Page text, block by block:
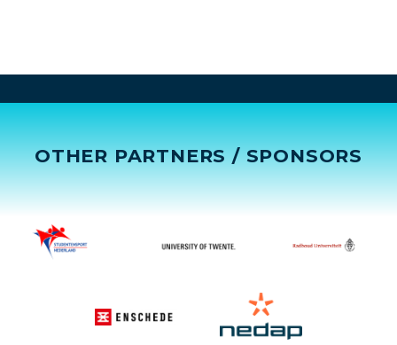
OTHER PARTNERS / SPONSORS